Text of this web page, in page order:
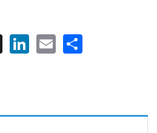
X LinkedIn
Email